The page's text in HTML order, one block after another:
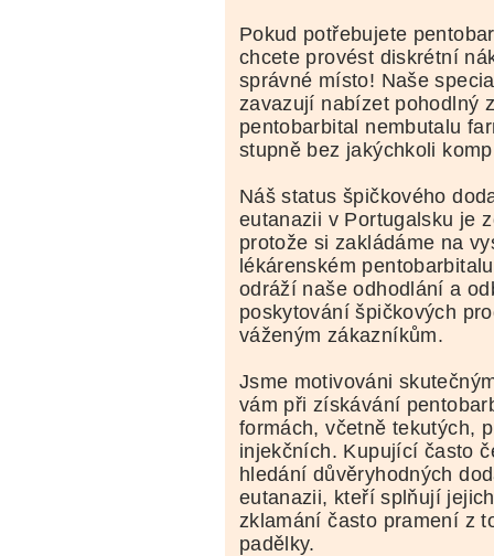
Pokud potřebujete
chcete provést diskrétní
správné místo! Naše
zavazují nabízet pohodlný
pentobarbital nembutalu
stupně bez jakýchkoli
Náš status špičkového
eutanazii v Portugalsku je
protože si zakládáme na
lékárenském
odráží naše odhodlání a
poskytování špičkových
váženým zákazníkům.
Jsme motivováni
vám při získávání
formách, včetně tekutých,
injekčních. Kupující často
hledání důvěryhodných
eutanazii, kteří splňují
zklamání často pramení z
padělky.